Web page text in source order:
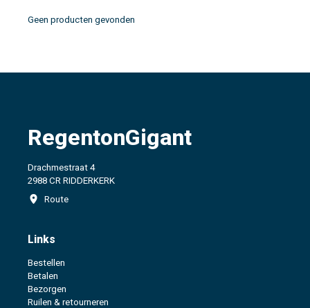
Geen producten gevonden
RegentonGigant
Drachmestraat 4
2988 CR RIDDERKERK
Route
Links
Bestellen
Betalen
Bezorgen
Ruilen & retourneren